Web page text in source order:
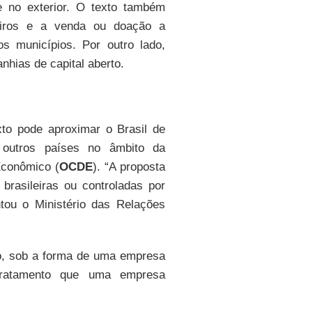
no exterior. O texto também
e a venda ou doação a
municípios. Por outro lado,
de capital aberto.
pode aproximar o Brasil de
países no âmbito da
(OCDE). “A proposta
ou controladas por
o Ministério das Relações
sob a forma de uma empresa
que uma empresa